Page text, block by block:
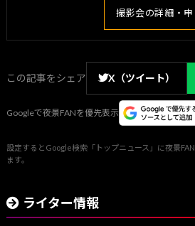
撮影会の詳細・
この記事をシェア X（ツイート）
Googleで夜景FANを優先表示
設定するとGoogle検索「トップニュース」に夜景
ます。
ライター情報